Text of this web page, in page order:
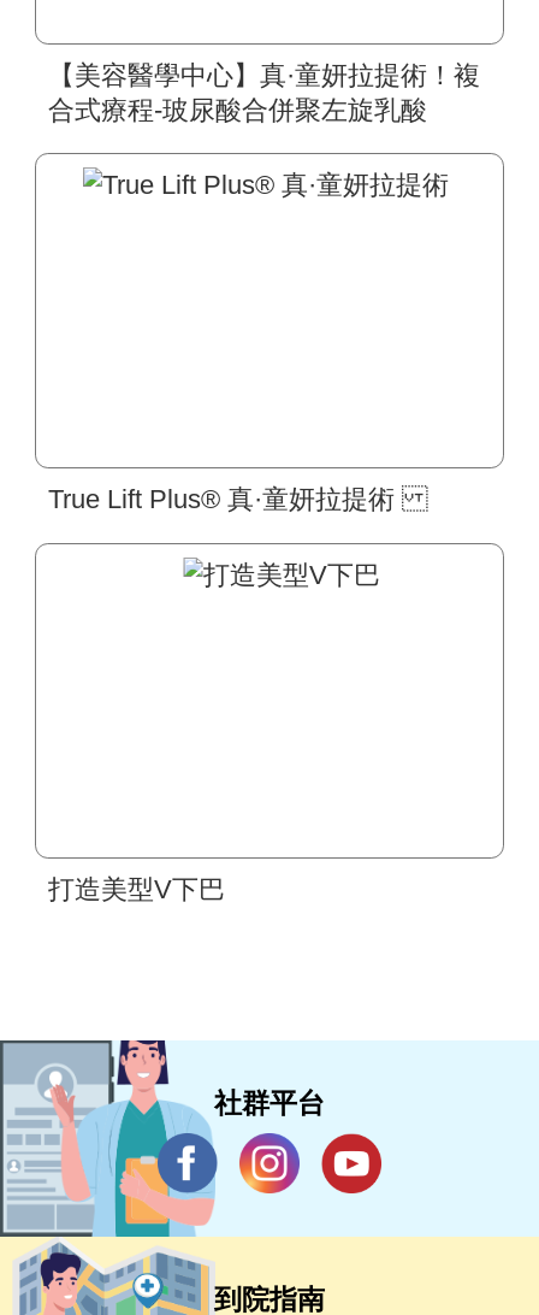
【美容醫學中心】真·童妍拉提術！複
合式療程-玻尿酸合併聚左旋乳酸
True Lift Plus® 真·童妍拉提術
打造美型V下巴
社群平台
到院指南